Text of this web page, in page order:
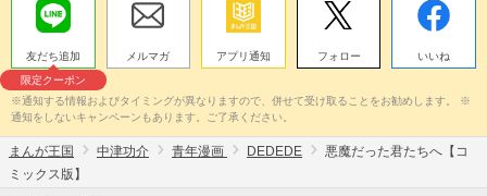
友だち追加
限定クーポン
メルマガ アプリ通知 フォロー いいね
※通知する情報およびタイミングが異なりますので、併せて受け取ることをお勧めします。 ※
通知をしないキャンペーンもあります。ご了承ください。
まんが王国 中津功介 青年漫画 DEDEDE
悪魔だった君たちへ【コ
ミックス版】